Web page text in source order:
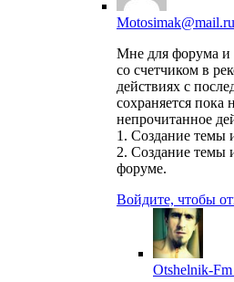
Motosimak@mail.ru
Мне для форума и
со счетчиком в
действиях с
сохраняется пока
непрочитанное
1. Создание темы
2. Создание темы
форуме.
Войдите, чтобы
Otshelnik-Fm